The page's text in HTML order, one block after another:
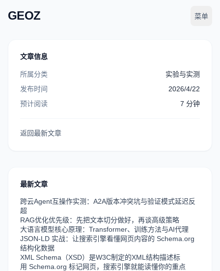
GEOZ 菜单
文章信息
所属分类
实验与实测
发布时间
2026/4/22
预计阅读
7 分钟
返回最新文章
最新文章
跨云Agent互操作实测：A2A版本冲突坑与验证模式延迟反
超
RAG优化优先级：先把文本切分做好，再谈高级策略
大语言模型核心原理：Transformer、训练方法与AI代理
JSON-LD 实战：让搜索引擎看懂网页内容的 Schema.org
结构化数据
XML Schema（XSD）是W3C制定的XML结构描述标
用 Schema.org 标记网页，搜索引擎就能读懂你的重点